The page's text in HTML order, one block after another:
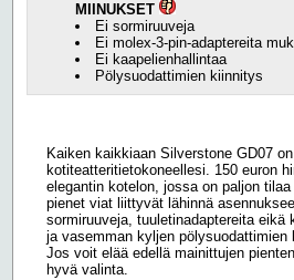
MIINUKSET
Ei sormiruuveja
Ei molex-3-pin-adaptereita
Ei kaapelienhallintaa
Pölysuodattimien kiinnitys
Kaiken kaikkiaan Silverstone GD07
kotiteatteritietokoneellesi. 150 euron
elegantin kotelon, jossa on paljon
pienet viat liittyvät lähinnä
sormiruuveja, tuuletinadaptereita eikä
ja vasemman kyljen
Jos voit elää edellä mainittujen
hyvä valinta.